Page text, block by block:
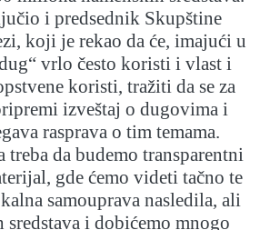
i predsednik Skupštine
koji je rekao da će, imajući u
vrlo često koristi i vlast i
koristi, tražiti da se za
izveštaj o dugovima i
rasprava o tim temama.
treba da budemo transparentni
gde ćemo videti tačno te
samouprava nasledila, ali
sredstava i dobićemo mnogo